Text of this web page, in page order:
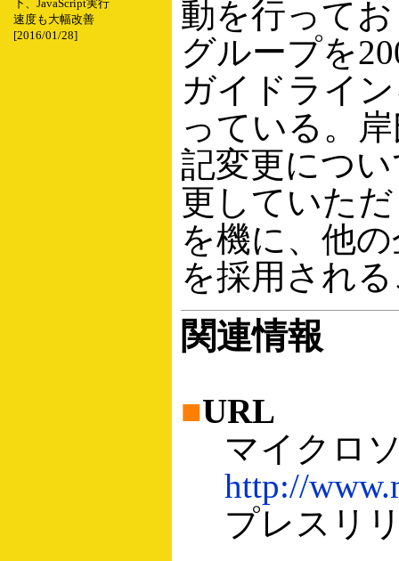
下、JavaScript実行
速度も大幅改善
[2016/01/28]
動を行って
グループを
ガイドライ
っている。
記変更につ
更していた
を機に、他
を採用され
関連情報
■URL
マイクロ
http://
プレスリ